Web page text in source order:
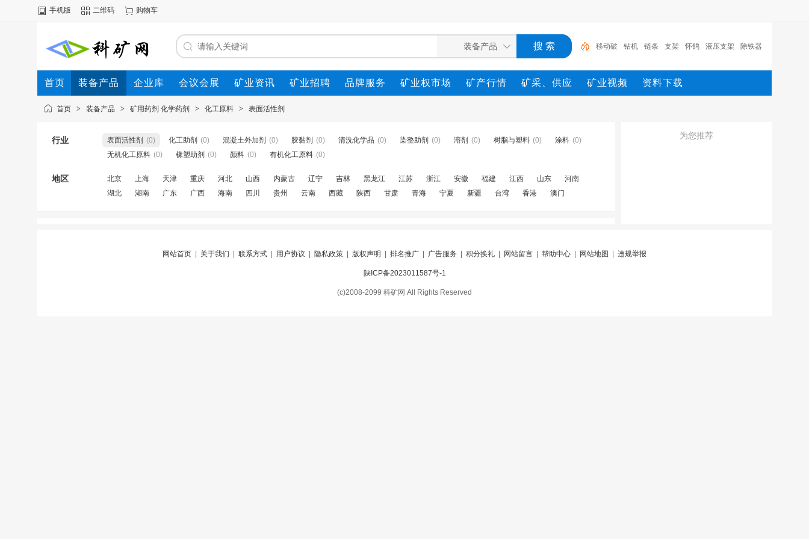
手机版 二维码 购物车
移动破 钻机 链条 支架 怀鸽 液压支架 除铁器
锚杆 电机 矿 移动破
首页 装备产品 企业库 会议会展 矿业资讯 矿业招聘 品牌服务 矿业权市场 矿产行情 矿采、供应 矿业视频 资料下载
首页 > 装备产品 > 矿用药剂 化学药剂 > 化工原料 > 表面活性剂
行业 表面活性剂 (0) 化工助剂 (0) 混凝土外加剂 (0) 胶黏剂 (0) 清洗化学品 (0) 染整助剂 (0) 溶剂 (0) 树脂与塑料 (0) 涂料 (0)
无机化工原料 (0) 橡塑助剂 (0) 颜料 (0) 有机化工原料 (0)
地区 北京 上海 天津 重庆 河北 山西 内蒙古 辽宁 吉林 黑龙江 江苏 浙江 安徽 福建 江西 山东
河南
湖北
湖南 广东 广西 海南 四川 贵州 云南 西藏 陕西 甘肃 青海 宁夏 新疆 台湾 香港 澳门
为您推荐
网站首页 关于我们 联系方式 用户协议 隐私政策 版权声明 排名推广 广告服务 积分换礼 网站留言 帮助中心 网站地图 违规举报
陕ICP备2023011587号-1
(c)2008-2099 科矿网 All Rights Reserved